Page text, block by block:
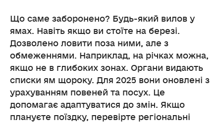
Що саме заборонено? Будь-який вилов у
ямах. Навіть якщо ви стоїте на березі.
Дозволено ловити поза ними, але з
обмеженнями. Наприклад, на річках можна,
якщо не в глибоких зонах. Органи видають
списки ям щороку. Для 2025 вони оновлені з
урахуванням повеней та посух. Це
допомагає адаптуватися до змін. Якщо
плануєте поїздку, перевірте регіональні